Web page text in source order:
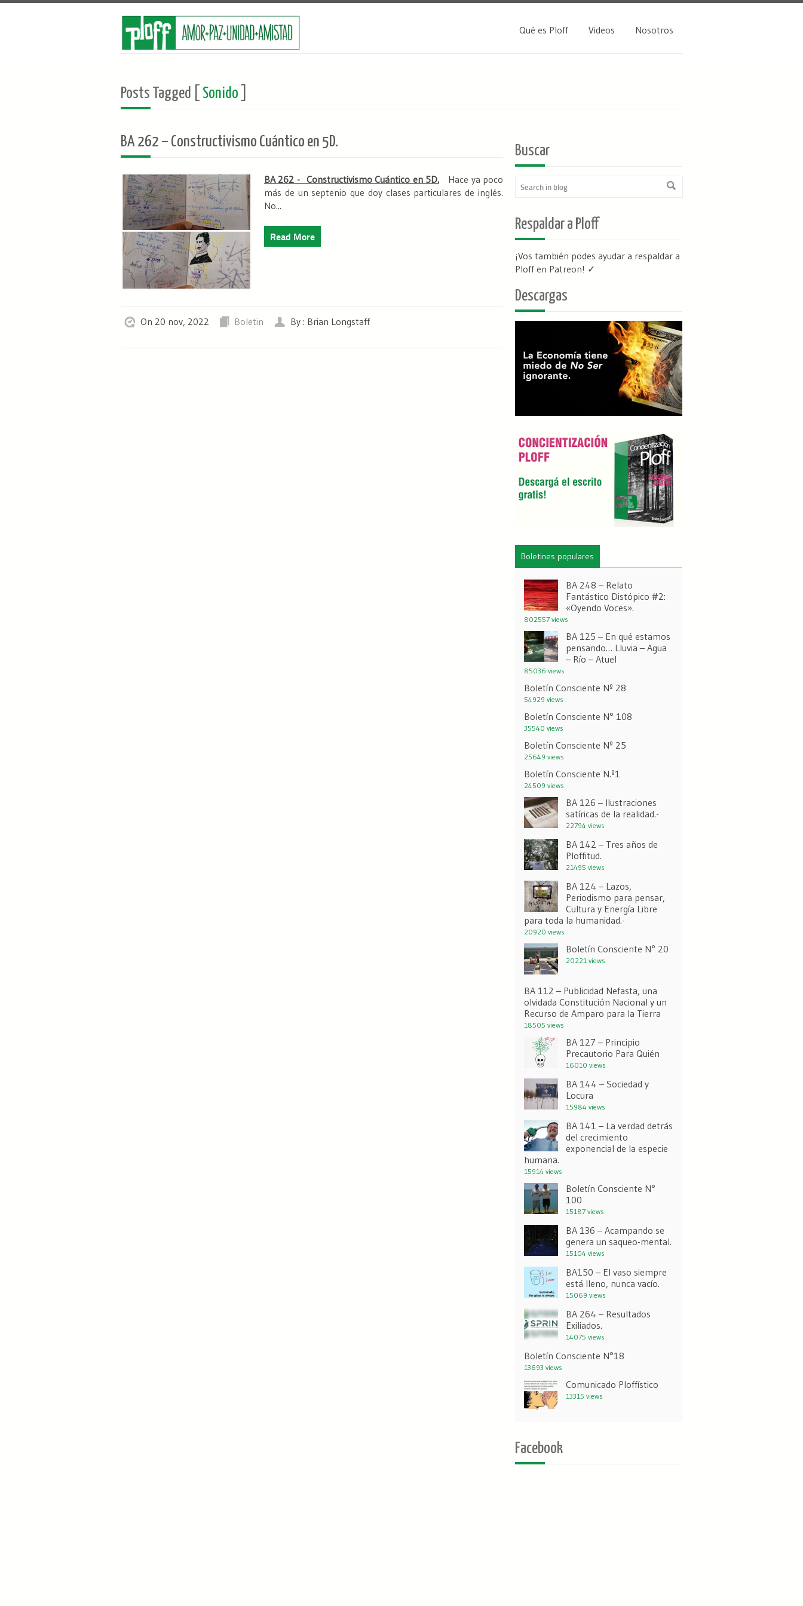
Qué es Ploff Videos Nosotros
Posts Tagged [ Sonido
BA 262 – Constructivismo Cuántico en 5D.
BA 262 - Constructivismo Cuántico en 5D.Hace ya poco
más de un septenio que doy clases particulares de inglés.
No...
Read More
On 20 nov, 2022 Boletin By : Brian Longstaff
Buscar
Respaldar a Ploff
¡Vos también podes ayudar a respaldar a
Ploff en Patreon! ✓
Descargas
Boletines populares
BA 248 – Relato
Fantástico Distópico #2:
«Oyendo Voces».
802557 views
BA 125 – En qué estamos
pensando… Lluvia – Agua
– Río – Atuel
85036 views
Boletín Consciente Nº 28
54929 views
Boletín Consciente N° 108
35540 views
Boletín Consciente Nº 25
25649 views
Boletín Consciente N.º1
24509 views
BA 126 – Ilustraciones
satíricas de la realidad.-
22794 views
BA 142 – Tres años de
Ploffitud.
21495 views
BA 124 – Lazos,
Periodismo para pensar,
Cultura y Energía Libre
para toda la humanidad.-
20920 views
Boletín Consciente N° 20
20221 views
BA 112 – Publicidad Nefasta, una
olvidada Constitución Nacional y un
Recurso de Amparo para la Tierra
18505 views
BA 127 – Principio
Precautorio Para Quién
16010 views
BA 144 – Sociedad y
Locura
15984 views
BA 141 – La verdad detrás
del crecimiento
exponencial de la especie
humana.
15914 views
Boletín Consciente N°
100
15187 views
BA 136 – Acampando se
genera un saqueo-mental.
15104 views
BA150 – El vaso siempre
está lleno, nunca vacío.
15069 views
BA 264 – Resultados
Exiliados.
14075 views
Boletín Consciente N°18
13693 views
Comunicado Ploffístico
13315 views
Facebook